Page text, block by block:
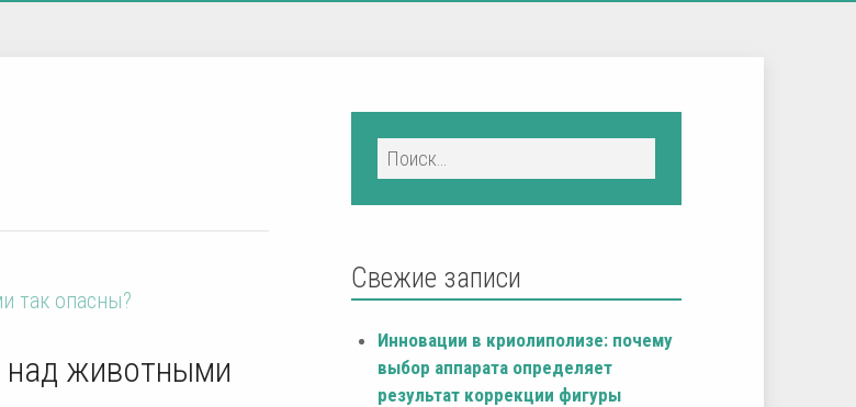
над животными
Свежие записи
Инновации в криолиполизе: почему
выбор аппарата определяет
результат коррекции фигуры